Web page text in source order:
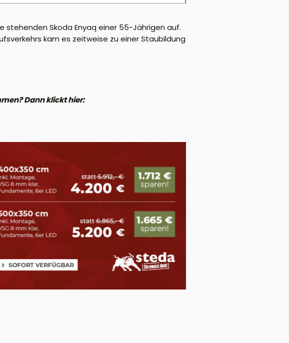
stehenden Skoda Enyaq einer 55-Jährigen auf.
kam es zeitweise zu einer Staubildung
Dann klickt hier: